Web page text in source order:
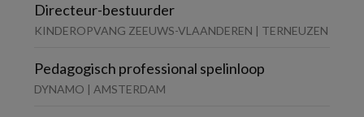
Directeur-bestuurder
KINDEROPVANG ZEEUWS-VLAANDEREN | TERNEUZEN
Pedagogisch professional spelinloop
DYNAMO | AMSTERDAM